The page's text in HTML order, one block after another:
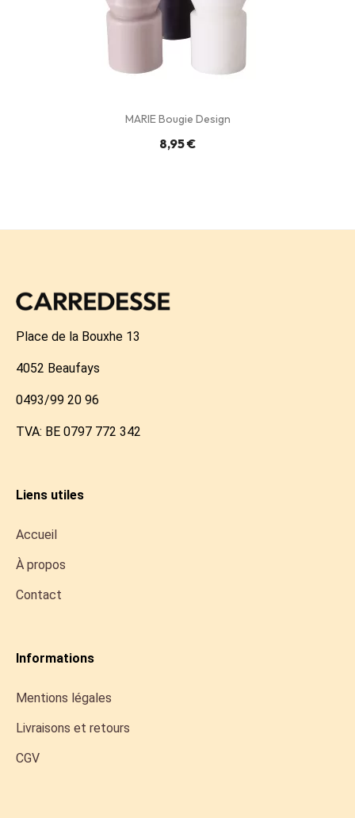
MARIE Bougie Design
8,95 €
Place de la Bouxhe 13
4052 Beaufays
0493/99 20 96
TVA: BE 0797 772 342
Liens utiles
Accueil
À propos
Contact
Informations
Mentions légales
Livraisons et retours
CGV